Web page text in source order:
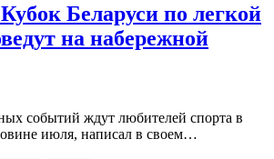
Беларуси по легкой
на набережной
событий ждут любителей спорта в
июля, написал в своем…